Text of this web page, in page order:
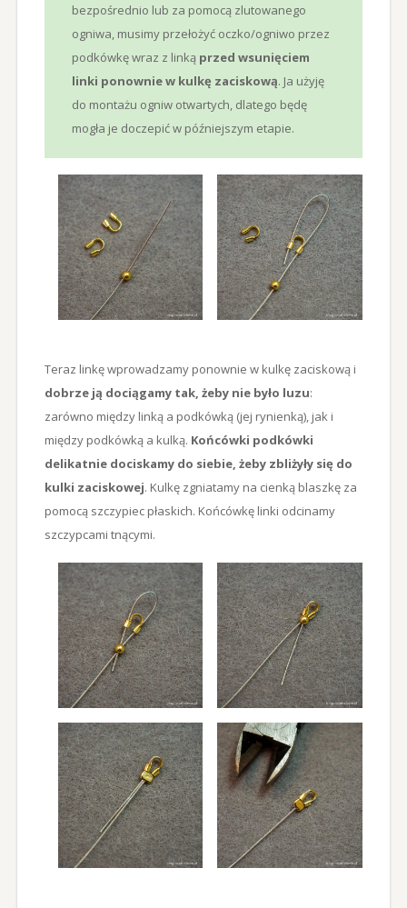
bezpośrednio lub za pomocą zlutowanego
ogniwa, musimy przełożyć oczko/ogniwo przez
podkówkę wraz z linką przed wsunięciem
linki ponownie w kulkę zaciskową. Ja użyję
do montażu ogniw otwartych, dlatego będę
mogła je doczepić w późniejszym etapie.
Teraz linkę wprowadzamy ponownie w kulkę zaciskową i
dobrze ją dociągamy tak, żeby nie było luzu:
zarówno między linką a podkówką (jej rynienką), jak i
między podkówką a kulką. Końcówki podkówki
delikatnie dociskamy do siebie, żeby zbliżyły się do
kulki zaciskowej. Kulkę zgniatamy na cienką blaszkę za
pomocą szczypiec płaskich. Końcówkę linki odcinamy
szczypcami tnącymi.